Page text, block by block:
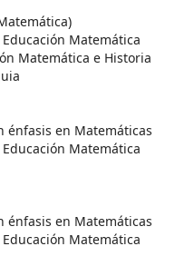
Matemática
Matemática e Historia
énfasis en Matemáticas
Matemática
énfasis en Matemáticas
Matemática